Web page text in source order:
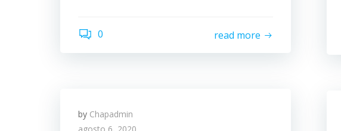
0 read more
by Chapadmin